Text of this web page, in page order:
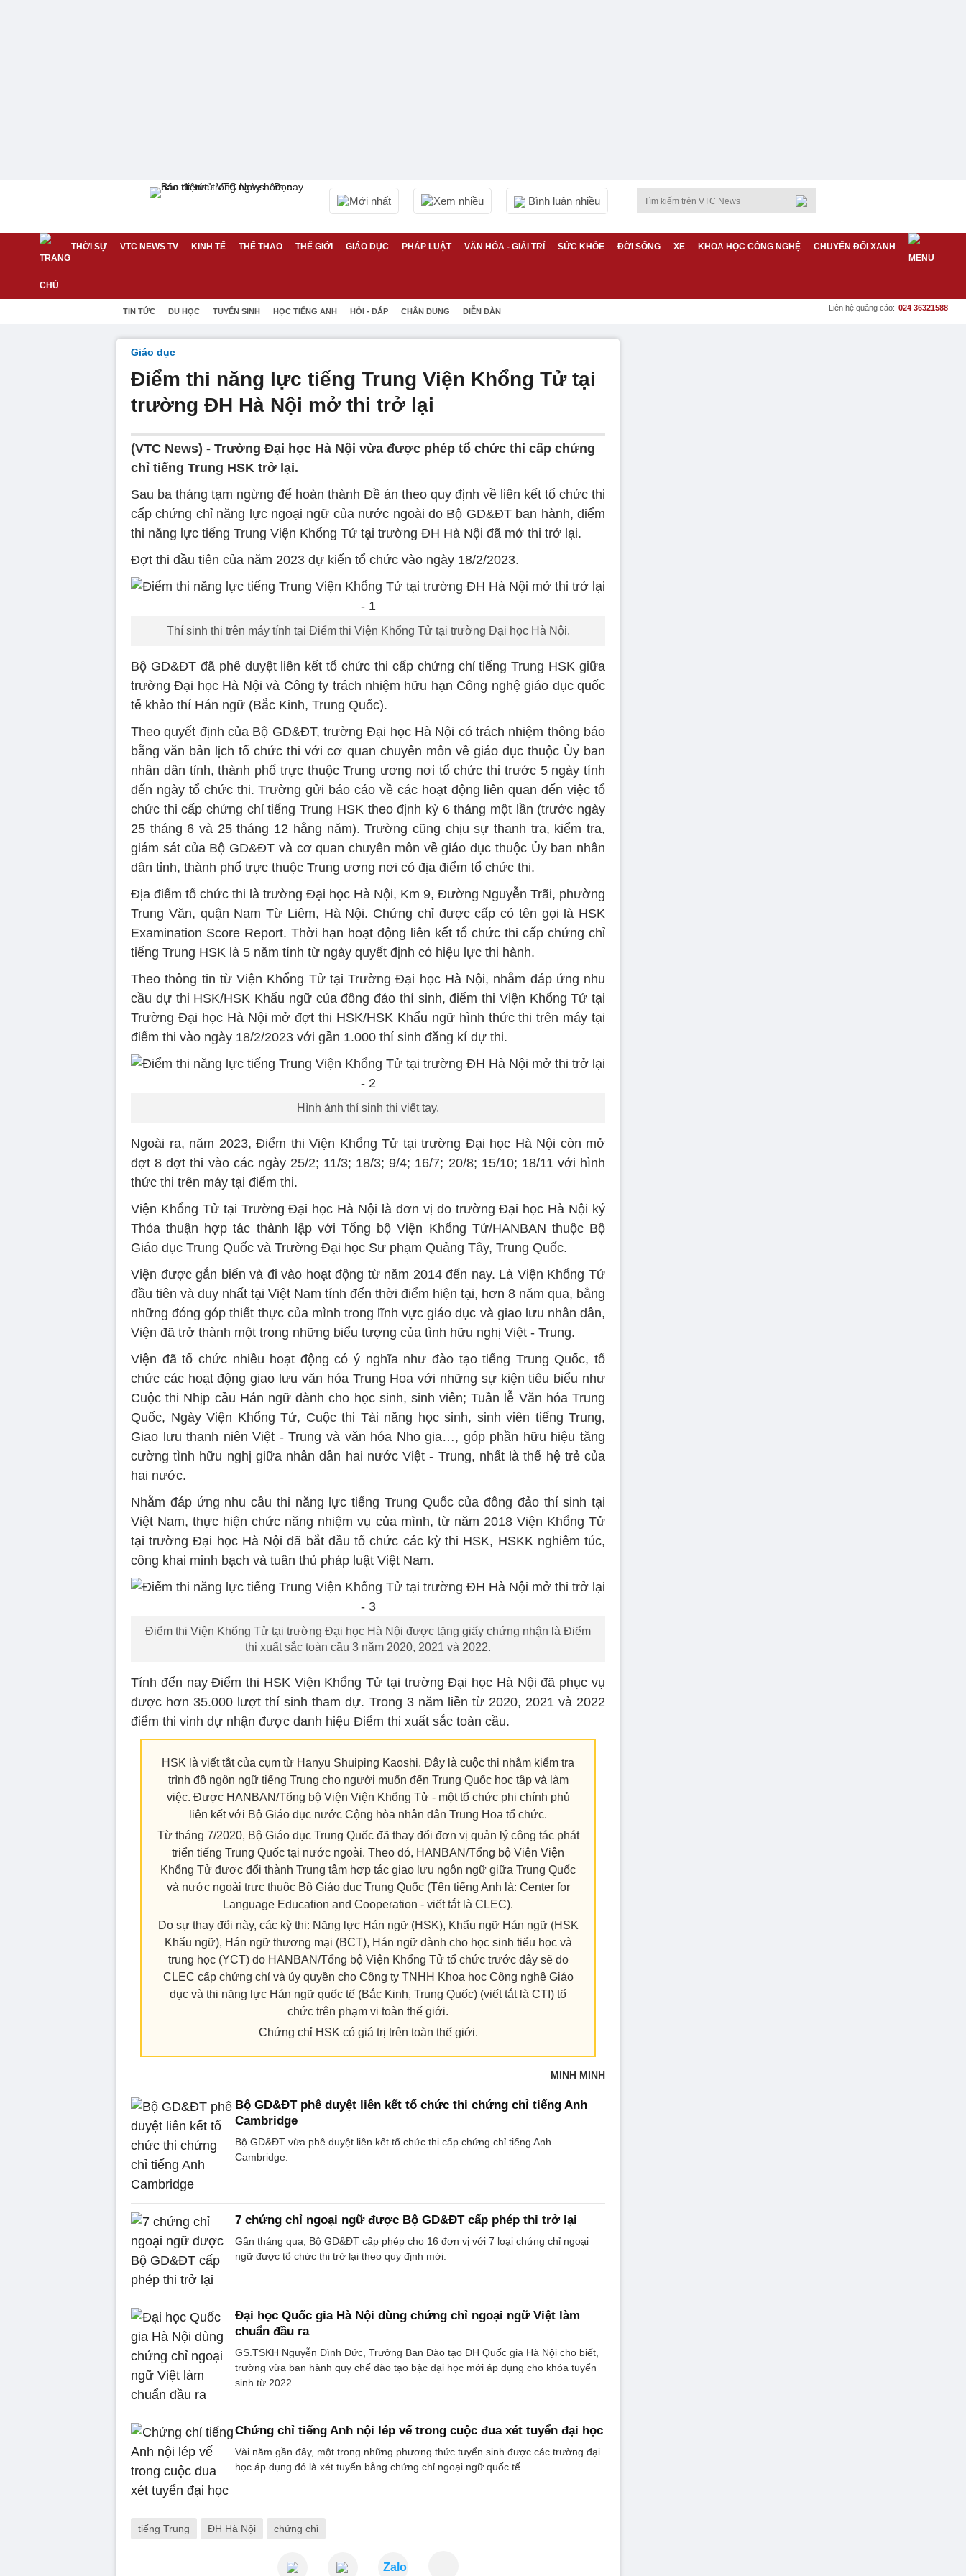
Mới nhất Xem nhiều Bình luận nhiều
THỜI SỰ VTC NEWS TV KINH TẾ THỂ THAO THẾ GIỚI GIÁO DỤC PHÁP LUẬT VĂN HÓA - GIẢI TRÍ SỨC KHỎE ĐỜI SỐNG XE KHOA HỌC CÔNG NGHỆ CHUYỂN ĐỔI XANH
TIN TỨC DU HỌC TUYỂN SINH HỌC TIẾNG ANH HỎI - ĐÁP CHÂN DUNG DIỄN ĐÀN Liên hệ quảng cáo: 024 36321588
Giáo dục
Điểm thi năng lực tiếng Trung Viện Khổng Tử tại
trường ĐH Hà Nội mở thi trở lại
(VTC News) - Trường Đại học Hà Nội vừa được phép tổ chức thi cấp chứng
chỉ tiếng Trung HSK trở lại.
Sau ba tháng tạm ngừng để hoàn thành Đề án theo quy định về liên kết tổ chức thi
cấp chứng chỉ năng lực ngoại ngữ của nước ngoài do Bộ GD&ĐT ban hành, điểm
thi năng lực tiếng Trung Viện Khổng Tử tại trường ĐH Hà Nội đã mở thi trở lại.
Đợt thi đầu tiên của năm 2023 dự kiến tổ chức vào ngày 18/2/2023.
Thí sinh thi trên máy tính tại Điểm thi Viện Khổng Tử tại trường Đại học Hà Nội.
Bộ GD&ĐT đã phê duyệt liên kết tổ chức thi cấp chứng chỉ tiếng Trung HSK giữa
trường Đại học Hà Nội và Công ty trách nhiệm hữu hạn Công nghệ giáo dục quốc
tế khảo thí Hán ngữ (Bắc Kinh, Trung Quốc).
Theo quyết định của Bộ GD&ĐT, trường Đại học Hà Nội có trách nhiệm thông báo
bằng văn bản lịch tổ chức thi với cơ quan chuyên môn về giáo dục thuộc Ủy ban
nhân dân tỉnh, thành phố trực thuộc Trung ương nơi tổ chức thi trước 5 ngày tính
đến ngày tổ chức thi. Trường gửi báo cáo về các hoạt động liên quan đến việc tổ
chức thi cấp chứng chỉ tiếng Trung HSK theo định kỳ 6 tháng một lần (trước ngày
25 tháng 6 và 25 tháng 12 hằng năm). Trường cũng chịu sự thanh tra, kiểm tra,
giám sát của Bộ GD&ĐT và cơ quan chuyên môn về giáo dục thuộc Ủy ban nhân
dân tỉnh, thành phố trực thuộc Trung ương nơi có địa điểm tổ chức thi.
Địa điểm tổ chức thi là trường Đại học Hà Nội, Km 9, Đường Nguyễn Trãi, phường
Trung Văn, quận Nam Từ Liêm, Hà Nội. Chứng chỉ được cấp có tên gọi là HSK
Examination Score Report. Thời hạn hoạt động liên kết tổ chức thi cấp chứng chỉ
tiếng Trung HSK là 5 năm tính từ ngày quyết định có hiệu lực thi hành.
Theo thông tin từ Viện Khổng Tử tại Trường Đại học Hà Nội, nhằm đáp ứng nhu
cầu dự thi HSK/HSK Khẩu ngữ của đông đảo thí sinh, điểm thi Viện Khổng Tử tại
Trường Đại học Hà Nội mở đợt thi HSK/HSK Khẩu ngữ hình thức thi trên máy tại
điểm thi vào ngày 18/2/2023 với gần 1.000 thí sinh đăng kí dự thi.
Hình ảnh thí sinh thi viết tay.
Ngoài ra, năm 2023, Điểm thi Viện Khổng Tử tại trường Đại học Hà Nội còn mở
đợt 8 đợt thi vào các ngày 25/2; 11/3; 18/3; 9/4; 16/7; 20/8; 15/10; 18/11 với hình
thức thi trên máy tại điểm thi.
Viện Khổng Tử tại Trường Đại học Hà Nội là đơn vị do trường Đại học Hà Nội ký
Thỏa thuận hợp tác thành lập với Tổng bộ Viện Khổng Tử/HANBAN thuộc Bộ
Giáo dục Trung Quốc và Trường Đại học Sư phạm Quảng Tây, Trung Quốc.
Viện được gắn biển và đi vào hoạt động từ năm 2014 đến nay. Là Viện Khổng Tử
đầu tiên và duy nhất tại Việt Nam tính đến thời điểm hiện tại, hơn 8 năm qua, bằng
những đóng góp thiết thực của mình trong lĩnh vực giáo dục và giao lưu nhân dân,
Viện đã trở thành một trong những biểu tượng của tình hữu nghị Việt - Trung.
Viện đã tổ chức nhiều hoạt động có ý nghĩa như đào tạo tiếng Trung Quốc, tổ
chức các hoạt động giao lưu văn hóa Trung Hoa với những sự kiện tiêu biểu như
Cuộc thi Nhịp cầu Hán ngữ dành cho học sinh, sinh viên; Tuần lễ Văn hóa Trung
Quốc, Ngày Viện Khổng Tử, Cuộc thi Tài năng học sinh, sinh viên tiếng Trung,
Giao lưu thanh niên Việt - Trung và văn hóa Nho gia…, góp phần hữu hiệu tăng
cường tình hữu nghị giữa nhân dân hai nước Việt - Trung, nhất là thế hệ trẻ của
hai nước.
Nhằm đáp ứng nhu cầu thi năng lực tiếng Trung Quốc của đông đảo thí sinh tại
Việt Nam, thực hiện chức năng nhiệm vụ của mình, từ năm 2018 Viện Khổng Tử
tại trường Đại học Hà Nội đã bắt đầu tổ chức các kỳ thi HSK, HSKK nghiêm túc,
công khai minh bạch và tuân thủ pháp luật Việt Nam.
Điểm thi Viện Khổng Tử tại trường Đại học Hà Nội được tặng giấy chứng nhận là Điểm
thi xuất sắc toàn cầu 3 năm 2020, 2021 và 2022.
Tính đến nay Điểm thi HSK Viện Khổng Tử tại trường Đại học Hà Nội đã phục vụ
được hơn 35.000 lượt thí sinh tham dự. Trong 3 năm liền từ 2020, 2021 và 2022
điểm thi vinh dự nhận được danh hiệu Điểm thi xuất sắc toàn cầu.
HSK là viết tắt của cụm từ Hanyu Shuiping Kaoshi. Đây là cuộc thi nhằm kiểm tra
trình độ ngôn ngữ tiếng Trung cho người muốn đến Trung Quốc học tập và làm
việc. Được HANBAN/Tổng bộ Viện Viện Khổng Tử - một tổ chức phi chính phủ
liên kết với Bộ Giáo dục nước Cộng hòa nhân dân Trung Hoa tổ chức.
Từ tháng 7/2020, Bộ Giáo dục Trung Quốc đã thay đổi đơn vị quản lý công tác phát
triển tiếng Trung Quốc tại nước ngoài. Theo đó, HANBAN/Tổng bộ Viện Viện
Khổng Tử được đổi thành Trung tâm hợp tác giao lưu ngôn ngữ giữa Trung Quốc
và nước ngoài trực thuộc Bộ Giáo dục Trung Quốc (Tên tiếng Anh là: Center for
Language Education and Cooperation - viết tắt là CLEC).
Do sự thay đổi này, các kỳ thi: Năng lực Hán ngữ (HSK), Khẩu ngữ Hán ngữ (HSK
Khẩu ngữ), Hán ngữ thương mại (BCT), Hán ngữ dành cho học sinh tiểu học và
trung học (YCT) do HANBAN/Tổng bộ Viện Khổng Tử tổ chức trước đây sẽ do
CLEC cấp chứng chỉ và ủy quyền cho Công ty TNHH Khoa học Công nghệ Giáo
dục và thi năng lực Hán ngữ quốc tế (Bắc Kinh, Trung Quốc) (viết tắt là CTI) tổ
chức trên phạm vi toàn thế giới.
Chứng chỉ HSK có giá trị trên toàn thế giới.
MINH MINH
Bộ GD&ĐT phê duyệt liên kết tổ chức thi chứng chỉ tiếng Anh
Cambridge
Bộ GD&ĐT vừa phê duyệt liên kết tổ chức thi cấp chứng chỉ tiếng Anh
Cambridge.
7 chứng chỉ ngoại ngữ được Bộ GD&ĐT cấp phép thi trở lại
Gần tháng qua, Bộ GD&ĐT cấp phép cho 16 đơn vị với 7 loại chứng chỉ ngoại
ngữ được tổ chức thi trở lại theo quy định mới.
Đại học Quốc gia Hà Nội dùng chứng chỉ ngoại ngữ Việt làm
chuẩn đầu ra
GS.TSKH Nguyễn Đình Đức, Trưởng Ban Đào tạo ĐH Quốc gia Hà Nội cho biết,
trường vừa ban hành quy chế đào tạo bậc đại học mới áp dụng cho khóa tuyển
sinh từ 2022.
Chứng chỉ tiếng Anh nội lép vế trong cuộc đua xét tuyển đại học
Vài năm gần đây, một trong những phương thức tuyển sinh được các trường đại
học áp dụng đó là xét tuyển bằng chứng chỉ ngoại ngữ quốc tế.
tiếng Trung ĐH Hà Nội chứng chỉ
Zalo